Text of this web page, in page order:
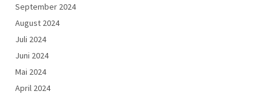
September 2024
August 2024
Juli 2024
Juni 2024
Mai 2024
April 2024